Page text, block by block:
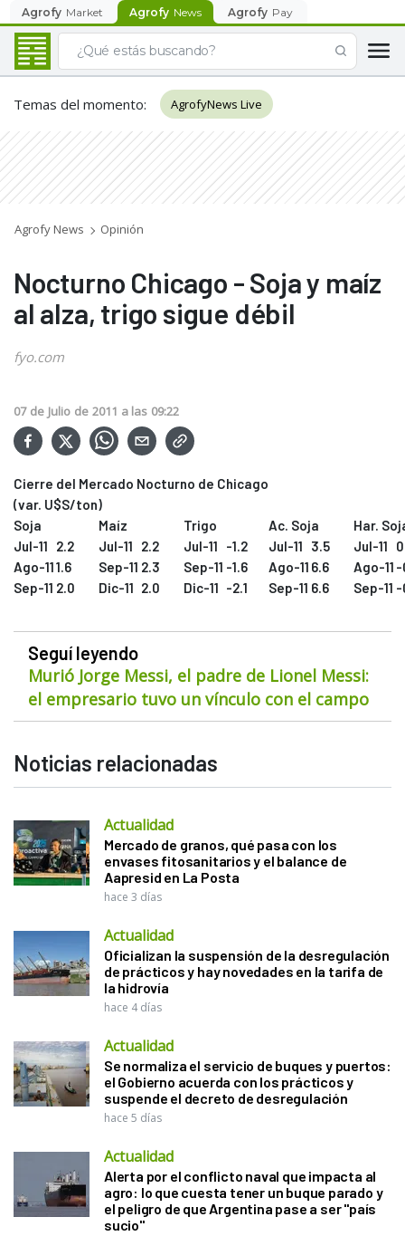
Agrofy Market Agrofy News Agrofy Pay
Temas del momento: AgrofyNews Live
Agrofy News Opinión
Nocturno Chicago - Soja y maíz
al alza, trigo sigue débil
fyo.com
07 de Julio de 2011 a las 09:22
Cierre del Mercado Nocturno de Chicago
(var. U$S/ton)
Soja
Maíz Trigo Ac. Soja
Har.
Jul-11
2.2 Jul-11 2.2 Jul-11 -1.2 Jul-11 3.5 Jul-11
Ago-111.6 Sep-11 2.3 Sep-11 -1.6 Ago-11 6.6 Ago-11 -
Sep-11 2.0 Dic-11 2.0 Dic-11 -2.1 Sep-11 6.6 Sep-11 -
Seguí leyendo
Murió Jorge Messi, el padre de Lionel Messi:
el empresario tuvo un vínculo con el campo
Noticias relacionadas
Actualidad
Mercado de granos, qué pasa con los
envases fitosanitarios y el balance de
Aapresid en La Posta
hace 3 días
Actualidad
Oficializan la suspensión de la desregulación
de prácticos y hay novedades en la tarifa de
la hidrovía
hace 4 días
Actualidad
Se normaliza el servicio de buques y puertos:
el Gobierno acuerda con los prácticos y
suspende el decreto de desregulación
hace 5 días
Actualidad
Alerta por el conflicto naval que impacta al
agro: lo que cuesta tener un buque parado y
el peligro de que Argentina pase a ser "país
sucio"